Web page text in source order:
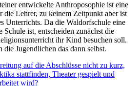
entwickelte Anthroposophie ist eine
die Lehrer, zu keinem Zeitpunkt aber ist
Unterrichts. Da die Waldorfschule eine
Schule ist, entscheiden zunächst die
ihr Kind besuchen soll.
die Jugendlichen das dann selbst.
auf die Abschlüsse nicht zu kurz,
stattfinden, Theater gespielt und
wird?